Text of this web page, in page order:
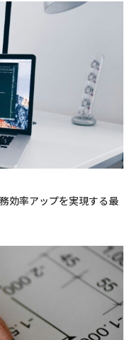
効率アップを実現する最